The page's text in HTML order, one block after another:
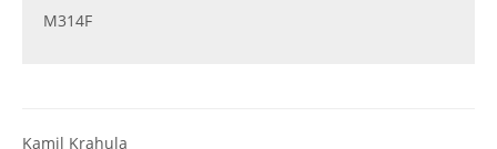
M314F
Kamil Krahula